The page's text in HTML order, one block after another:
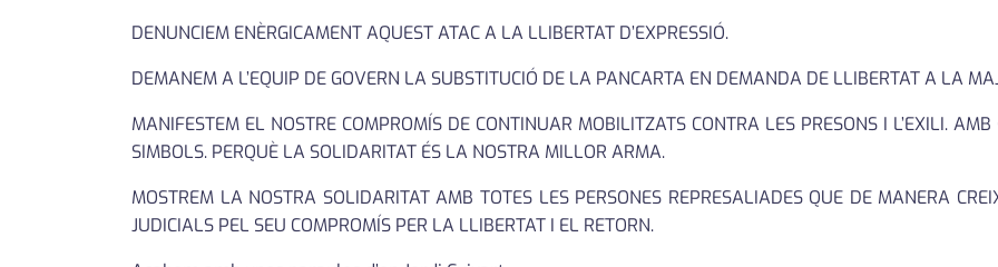
DENUNCIEM ENÈRGICAMENT AQUEST ATAC A LA LLIBERTAT D’EXPRESSIÓ.
DEMANEM A L’EQUIP DE GOVERN LA SUBSTITUCIÓ DE LA PANCARTA EN DEMANDA DE LLIBERTAT A LA
MANIFESTEM EL NOSTRE COMPROMÍS DE CONTINUAR MOBILITZATS CONTRA LES PRESONS I L’EXILI.
SIMBOLS. PERQUÈ LA SOLIDARITAT ÉS LA NOSTRA MILLOR ARMA.
MOSTREM LA NOSTRA SOLIDARITAT AMB TOTES LES PERSONES REPRESALIADES QUE DE MANERA
JUDICIALS PEL SEU COMPROMÍS PER LA LLIBERTAT I EL RETORN.